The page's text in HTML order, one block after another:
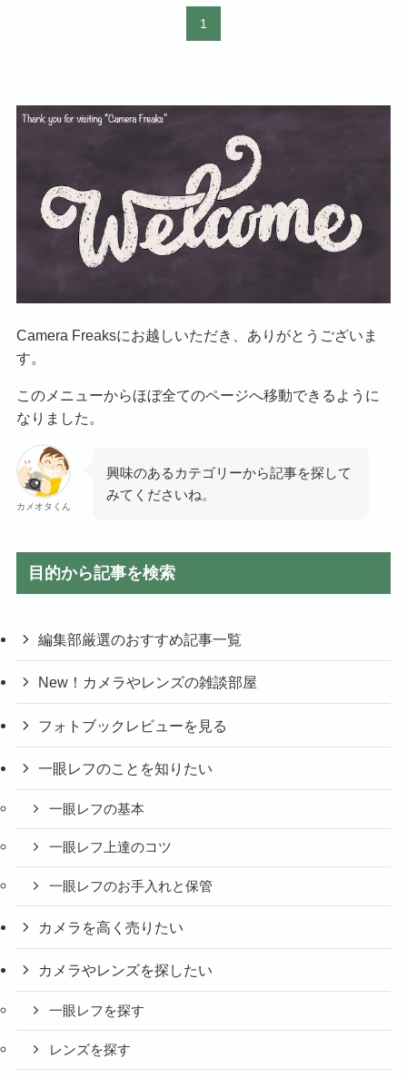
1
Camera Freaksにお越しいただき、ありがとうございま
す。
このメニューからほぼ全てのページへ移動できるように
なりました。
カメオタくん
興味のあるカテゴリーから記事を探して
みてくださいね。
目的から記事を検索
編集部厳選のおすすめ記事一覧
New！カメラやレンズの雑談部屋
フォトブックレビューを見る
一眼レフのことを知りたい
一眼レフの基本
一眼レフ上達のコツ
一眼レフのお手入れと保管
カメラを高く売りたい
カメラやレンズを探したい
一眼レフを探す
レンズを探す